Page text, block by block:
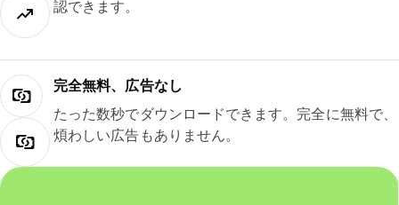
認できます。
完全無料、広告なし
たった数秒でダウンロードできます。完全に無料で、
煩わしい広告もありません。